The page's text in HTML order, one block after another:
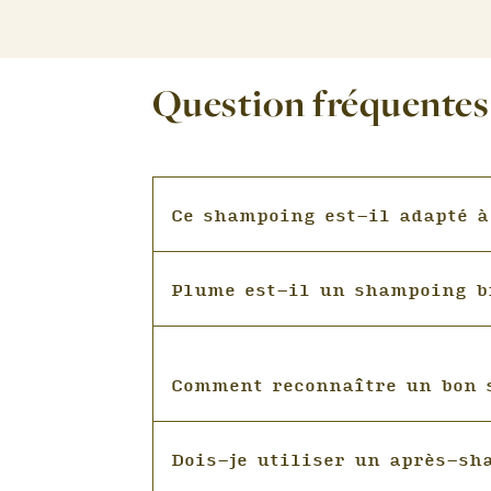
Question fréquentes
Ce shampoing est-il adapté à
Parmi la gamme de shampoins bio
Plume est-il un shampoing
glucoside, coco glucoside).
Comment reconnaître un bon
Il existe quantité de shampoings bio,
Dois-je utiliser un après-